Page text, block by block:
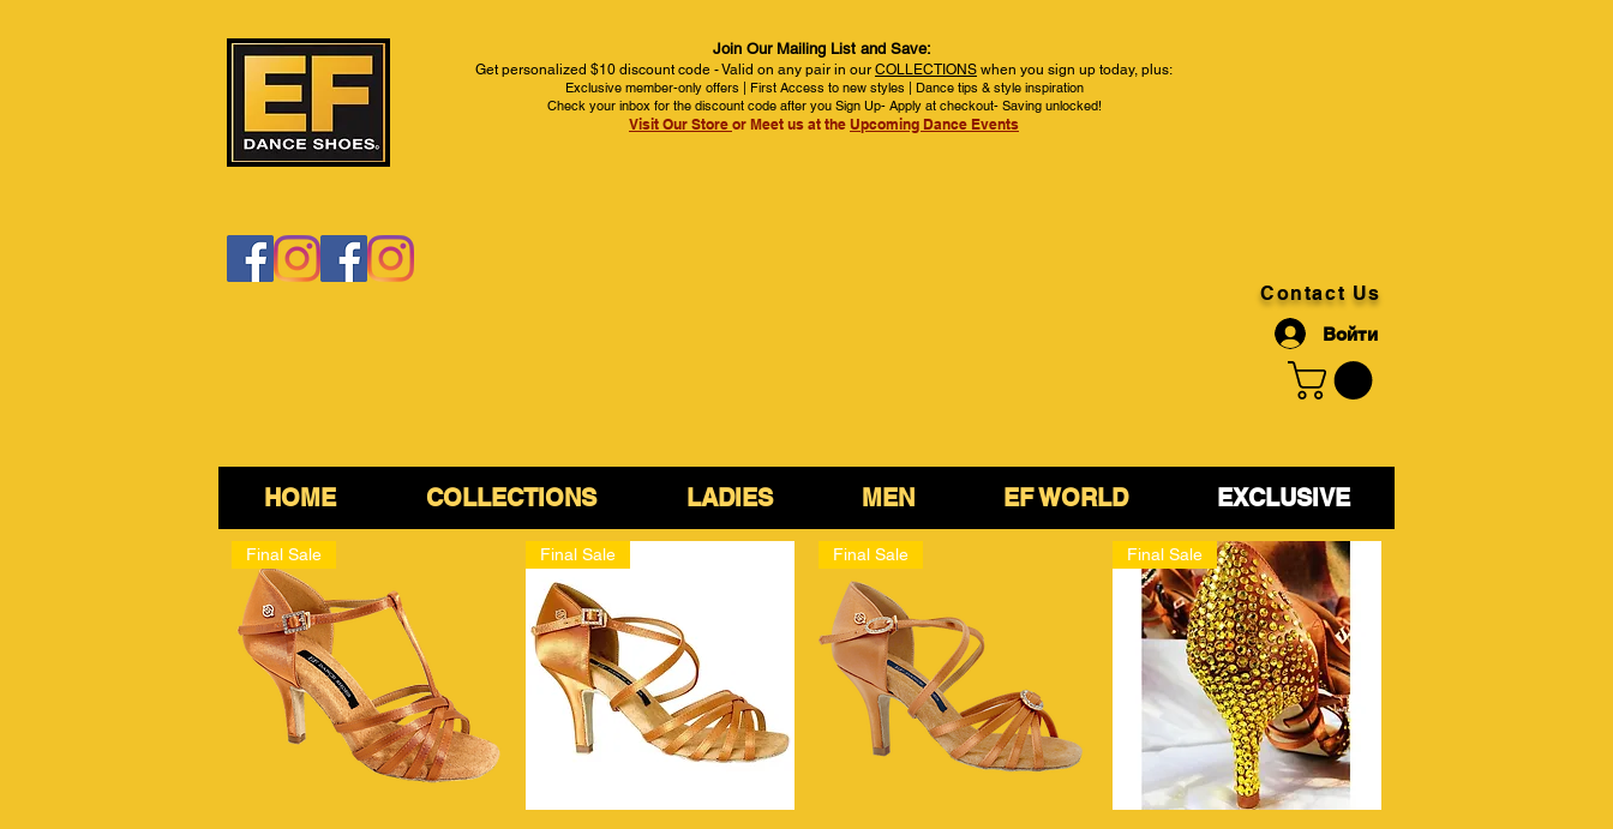
Join Our Mailing List and Save:
Get personalized $10 discount code - Valid on any pair in our COLLECTIONS when you sign up today, plus:
Exclusive member-only offers | First Access to new styles | Dance tips & style inspiration
Check your inbox for the discount code after you Sign Up- Apply at checkout- Saving unlocked!
Visit Our Store or Meet us at the Upcoming Dance Events
Contact Us
Войти
HOME COLLECTIONS LADIES MEN EF WORLD EXCLUSIVE
Final Sale Final Sale Final Sale Final Sale